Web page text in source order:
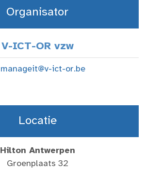
Organisator
V-ICT-OR vzw
manageit@v-ict-or.be
Locatie
Hilton Antwerpen
Groenplaats 32